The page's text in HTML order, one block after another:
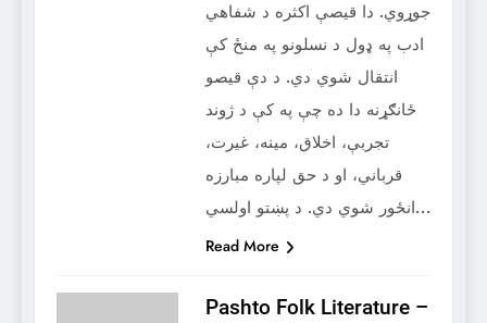
جوړوي. دا قیصې اکثره د شفاهي
ادب په ډول د نسلونو په منځ کې
انتقال شوي دي. د دې قیصو
ځانګړنه دا ده چې په کې د ژوند
تجربې، اخلاق، مینه، غیرت،
قرباني، او د حق لپاره مبارزه
انځور شوي دي. د پښتو اولسي…
Read More
Pashto Folk Literature –